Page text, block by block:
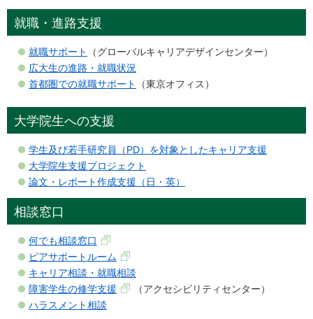
就職・進路支援
就職サポート
（グローバルキャリアデザインセンター）
広大生の進路・就職状況
首都圏での就職サポート
（東京オフィス）
大学院生への支援
学生及び若手研究員（PD）を対象としたキャリア支援
大学院生支援プロジェクト
論文・レポート作成支援（日・英）
相談窓口
何でも相談窓口
ピアサポートルーム
キャリア相談・就職相談
障害学生の修学支援
（アクセシビリティセンター）
ハラスメント相談